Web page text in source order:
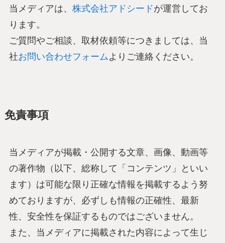
当メディアは、 株式会社アドシードが運営してお
ります。
ご質問やご相談、取材依頼等につきましては、当
社お問い合わせフォームよりご連絡ください。
免責事項
当メディアが掲載・公開する文章、画像、動画等
の著作物（以下、総称して「コンテンツ」といい
ます）は可能な限り正確な情報を掲載するよう努
めておりますが、必ずしも情報の正確性、最新
性、安全性を保証するものではございません。
また、当メディアに掲載された内容によって生じ